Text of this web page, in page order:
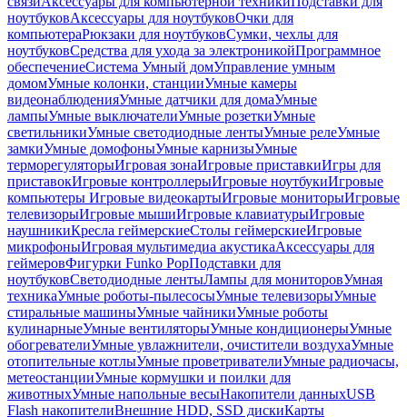
ноутбуковАксессуары для ноутбуковОчки для
компьютераРюкзаки для ноутбуковСумки, чехлы для
ноутбуковСредства для ухода за электроникойПрограммное
обеспечениеСистема Умный домУправление умным
домомУмные колонки, станцииУмные камеры
видеонаблюденияУмные датчики для домаУмные
лампыУмные выключателиУмные розеткиУмные
светильникиУмные светодиодные лентыУмные релеУмные
замкиУмные домофоныУмные карнизыУмные
терморегуляторыИгровая зонаИгровые приставкиИгры для
приставокИгровые контроллерыИгровые ноутбукиИгровые
компьютеры Игровые видеокартыИгровые мониторыИгровые
телевизорыИгровые мышиИгровые клавиатурыИгровые
наушникиКресла геймерскиеСтолы геймерскиеИгровые
микрофоныИгровая мультимедиа акустикаАксессуары для
геймеровФигурки Funko PopПодставки для
ноутбуковСветодиодные лентыЛампы для мониторовУмная
техникаУмные роботы-пылесосыУмные телевизорыУмные
стиральные машиныУмные чайникиУмные роботы
кулинарныеУмные вентиляторыУмные кондиционерыУмные
обогревателиУмные увлажнители, очистители воздухаУмные
отопительные котлыУмные проветривателиУмные радиочасы,
метеостанцииУмные кормушки и поилки для
животныхУмные напольные весыНакопители данныхUSB
Flash накопителиВнешние HDD, SSD дискиКарты